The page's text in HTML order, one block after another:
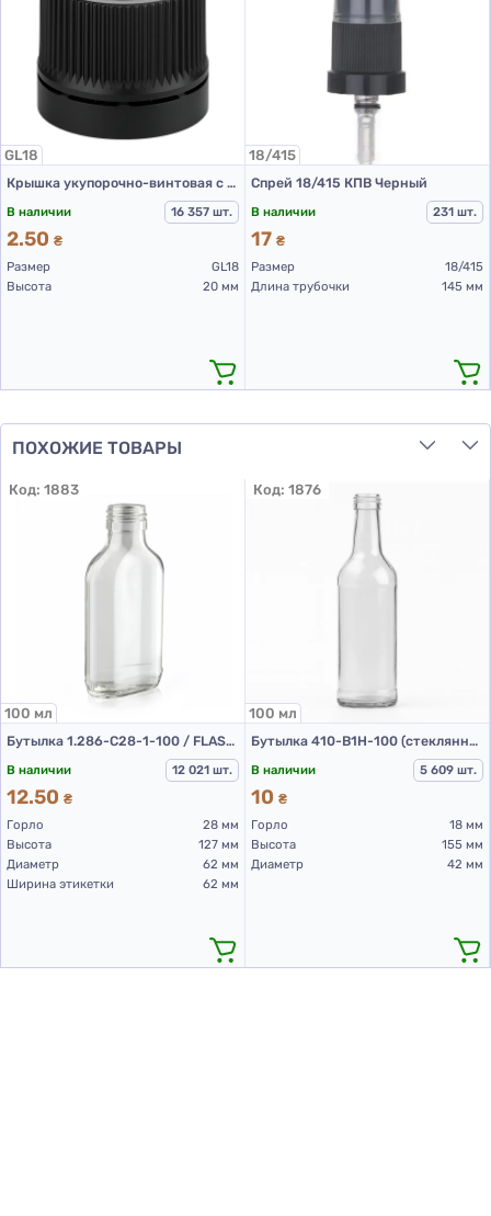
GL18
Крышка укупорочно-винтовая с контролем первого вскрытия тип 1.4к черная
В наличии
16 357 шт.
2.50 ₴
Размер
GL18
Высота
20 мм
18/415
Спрей 18/415 КПВ Черный
В наличии
231 шт.
17 ₴
Размер
18/415
Длина трубочки
145 мм
ПОХОЖИЕ ТОВАРЫ
Код: 1883
100 мл
Бутылка 1.286-С28-1-100 / FLASK (стеклянная бутылка 100 мл)
В наличии
12 021 шт.
12.50 ₴
Горло
28 мм
Высота
127 мм
Диаметр
62 мм
Ширина этикетки
62 мм
Код: 1876
100 мл
Бутылка 410-В1Н-100 (стеклянная бутылка 100 мл)
В наличии
5 609 шт.
10 ₴
Горло
18 мм
Высота
155 мм
Диаметр
42 мм